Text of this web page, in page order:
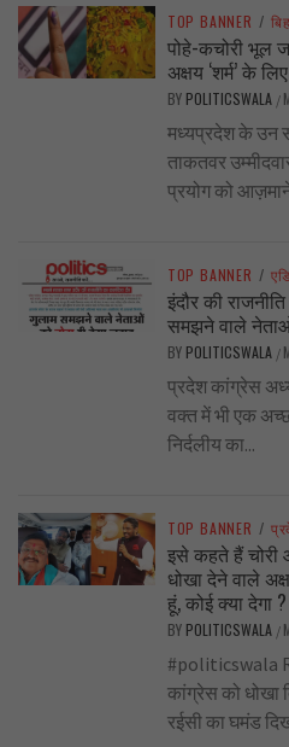
TOP BANNER /
पोहे-कचोरी भूल
अक्षय ‘शर्म’ के
BY POLITICSWALA /
मध्यप्रदेश के उन
ताकतवर
प्रयोग को
TOP BANNER /
इंदौर की
समझने वाले नेताओं
BY POLITICSWALA /
प्रदेश कांग्रेस
वक्त में भी एक
निर्दलीय का...
TOP BANNER /
इसे कहते हैं चोरी
धोखा देने वाले
हूं, कोई क्या देगा ?
BY POLITICSWALA /
#politicswala
कांग्रेस को धोखा
रईसी का घमंड